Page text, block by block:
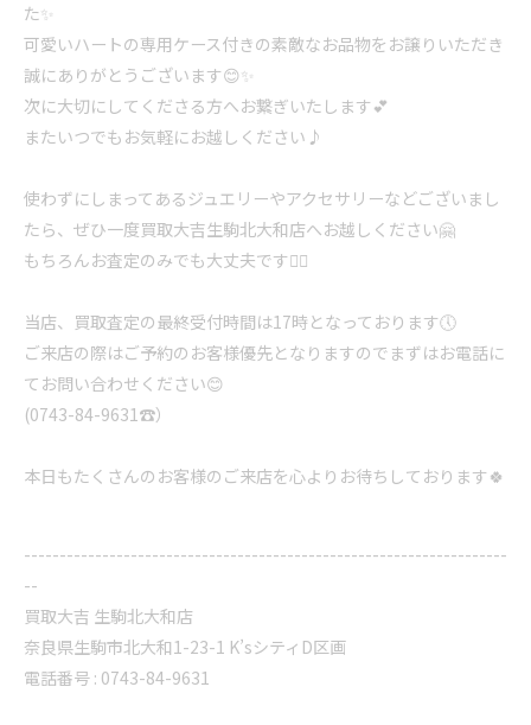
た✨
可愛いハートの専用ケース付きの素敵なお品物をお譲りいただき
誠にありがとうございます😊✨
次に大切にしてくださる方へお繋ぎいたします💕
またいつでもお気軽にお越しください♪
使わずにしまってあるジュエリーやアクセサリーなどございまし
たら、ぜひ一度買取大吉生駒北大和店へお越しください🤗
もちろんお査定のみでも大丈夫です🙆‍♀️
当店、買取査定の最終受付時間は17時となっております🕔
ご来店の際はご予約のお客様優先となりますのでまずはお電話に
てお問い合わせください😊
(0743-84-9631☎️）
本日もたくさんのお客様のご来店を心よりお待ちしております🍀
--------------------------------------------------------------------
--
買取大吉 生駒北大和店
奈良県生駒市北大和1-23-1 K’sシティD区画
電話番号 : 0743-84-9631